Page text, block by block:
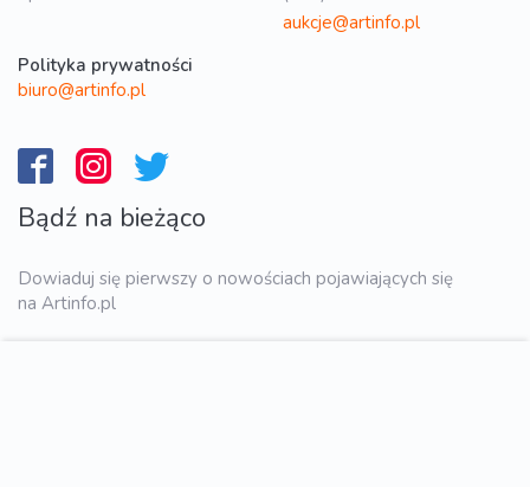
aukcje@artinfo.pl
Polityka prywatności
biuro@artinfo.pl
Bądź na bieżąco
Dowiaduj się pierwszy o nowościach pojawiających się
na Artinfo.pl